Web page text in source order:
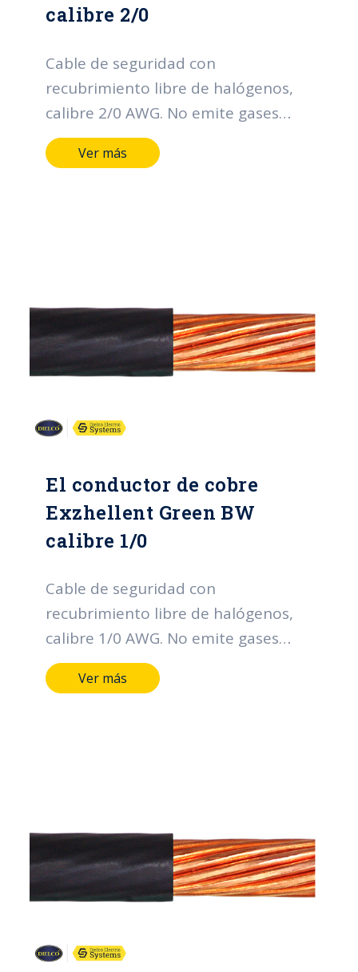
calibre 2/0
Cable de seguridad con
recubrimiento libre de halógenos,
calibre 2/0 AWG. No emite gases
téxicos en caso de incendio.
Ver más
El conductor de cobre
Exzhellent Green BW
calibre 1/0
Cable de seguridad con
recubrimiento libre de halógenos,
calibre 1/0 AWG. No emite gases
téxicos en caso de incendio.
Ver más